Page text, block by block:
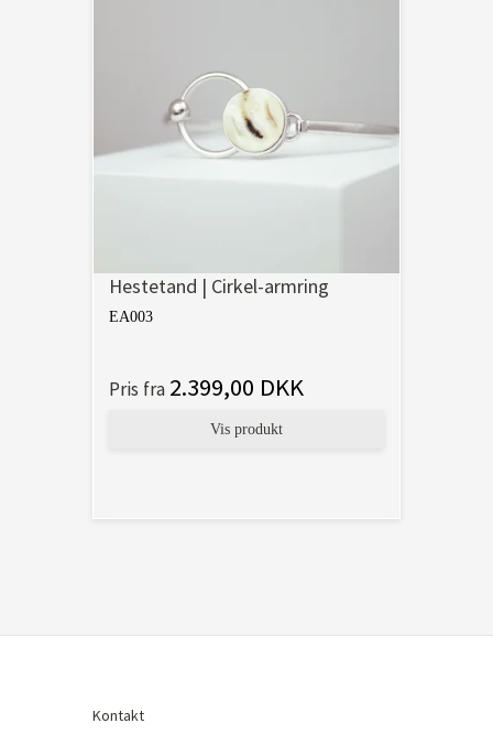
Hestetand | Cirkel-armring
EA003
Pris fra 2.399,00 DKK
Vis produkt
Kontakt